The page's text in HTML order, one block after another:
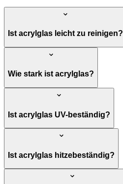
Ist acrylglas leicht zu reinigen?
Wie stark ist acrylglas?
Ist acrylglas UV-beständig?
Ist acrylglas hitzebeständig?